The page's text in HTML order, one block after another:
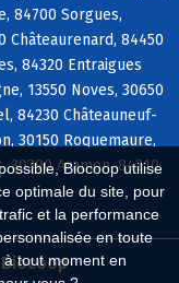
Biocoop utilise
optimale du site, pour
et la performance
en toute
tout moment en
84700 Sorgues,
Châteaurenard, 84450
84320 Entraigues
13550 Noves, 30650
84230 Châteauneuf-
30150 Roquemaure,
30390 Aramon, 84210